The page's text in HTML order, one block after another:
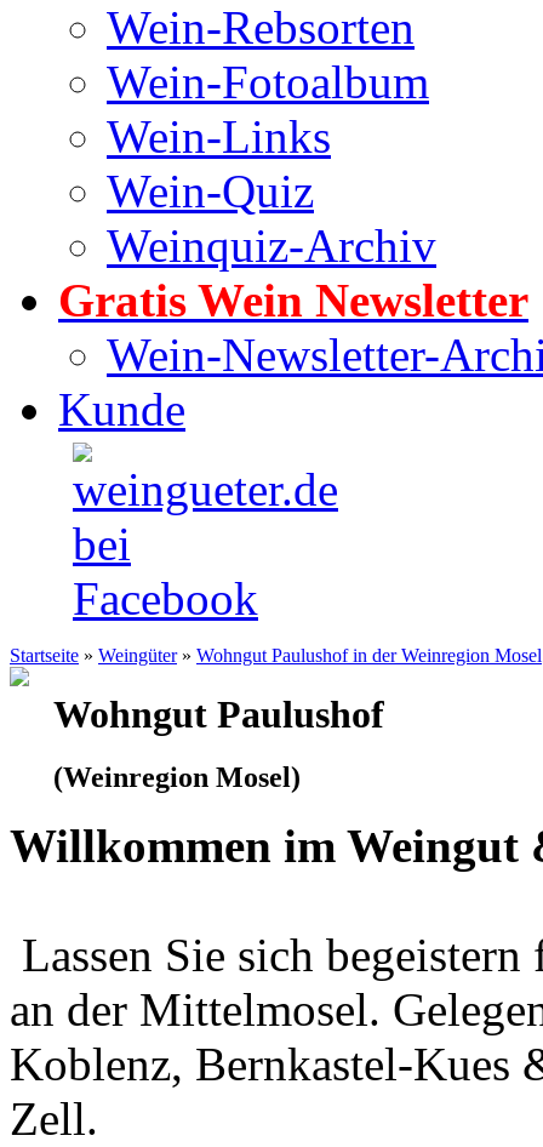
Wein-Rebsorten
Wein-Fotoalbum
Wein-Links
Wein-Quiz
Weinquiz-Archiv
Gratis Wein Newsletter
Wein-Newsletter-
Kunde
Startseite » Weingüter » Wohngut Paulushof in der Weinregion Mosel
Wohngut Paulushof
(Weinregion Mosel)
Willkommen im Weingut
Lassen Sie sich
an der Mittelmosel.
Koblenz, Bernkastel-Kues
Zell.